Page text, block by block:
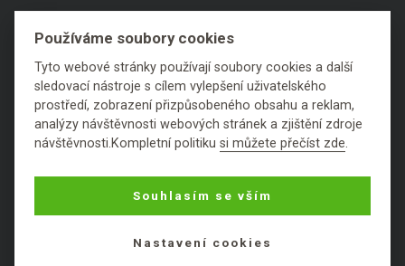
KOSMETICKÉ SLOŽKY PODLE PRVNÍHO
PÍSMENE:
1 2 3 4 5 6 A B
Používáme soubory cookies
Tyto webové stránky používají soubory cookies a další
sledovací nástroje s cílem vylepšení uživatelského
prostředí, zobrazení přizpůsobeného obsahu a reklam,
analýzy návštěvnosti webových stránek a zjištění zdroje
návštěvnosti.Kompletní politikusi můžete přečíst zde.
Souhlasím se vším
Nastavení cookies